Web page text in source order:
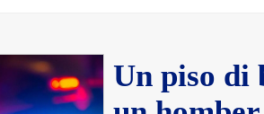
Un piso di